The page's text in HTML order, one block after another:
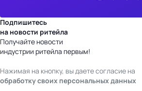
Подпишитесь
на новости ритейла
Получайте новости
индустрии ритейла первым!
Нажимая на кнопку, вы даете согласие на
обработку своих персональных данных